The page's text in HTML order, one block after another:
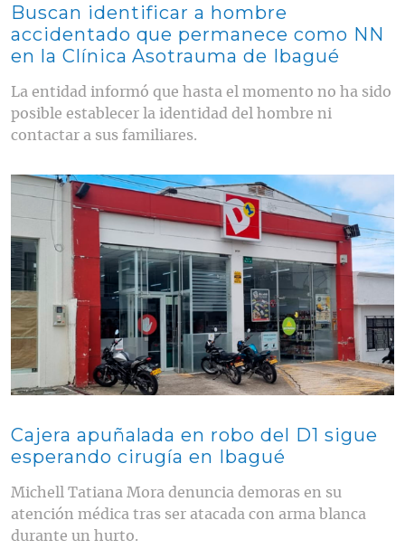
Buscan identificar a hombre
accidentado que permanece como NN
en la Clínica Asotrauma de Ibagué
La entidad informó que hasta el momento no ha sido
posible establecer la identidad del hombre ni
contactar a sus familiares.
Contenido multimedia principal
Cajera apuñalada en robo del D1 sigue
esperando cirugía en Ibagué
Michell Tatiana Mora denuncia demoras en su
atención médica tras ser atacada con arma blanca
durante un hurto.